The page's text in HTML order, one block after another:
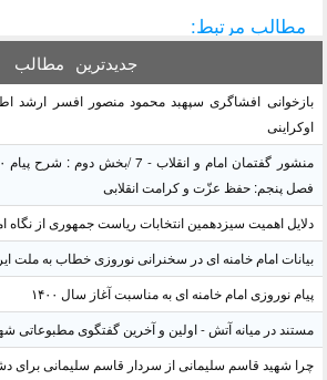
مطالب مرتبط:
جدیدترین مطالب
بازخوانی افشاگری سپهبد محمود منصور افسر ارشد
اوکراینی
فصل پنجم: حفظ عزّت و کرامت انقلابی
دلایل اهمیت سیزدهمین انتخابات ریاست جمهوری از نگاه
بیانات امام خامنه ای در سخنرانی نوروزی خطاب به ملت
پیام نوروزی امام خامنه ای به مناسبت آغاز سال ۱۴۰۰
مستند در میانه آتش - اولین و آخرین گفتگوی مطبوعاتی
چرا شهید قاسم سلیمانی از سردار قاسم سلیمانی برای